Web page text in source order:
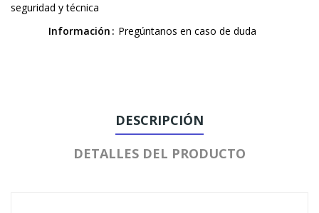
seguridad y técnica
Información
Pregúntanos en caso de duda
DESCRIPCIÓN
DETALLES DEL PRODUCTO